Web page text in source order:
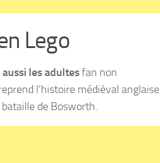
Lego
les adultesfan non
l’histoire médiéval anglaise
de Bosworth.